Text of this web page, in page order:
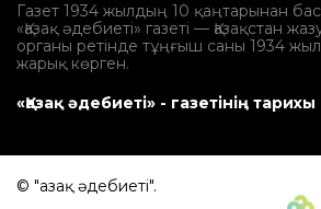
Газет 1934 жылдың 10 қаңтарынан
«Қазақ әдебиеті» газеті — Қазақстан
органы ретінде тұңғыш саны 1934
жарық көрген.
«Қазақ әдебиеті» - газетінің тарихы
© "Қазақ әдебиеті".